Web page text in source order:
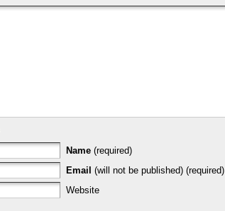
Name (required)
Email (will not be published) (required)
Website